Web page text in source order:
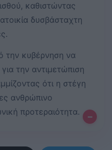
καθιστώντας
δυσβάσταχτη
κυβέρνηση να
την αντιμετώπιση
ότι η στέγη
ανθρώπινο
προτεραιότητα.
–